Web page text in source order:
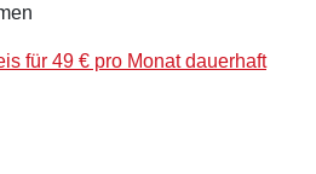
für 49 € pro Monat dauerhaft